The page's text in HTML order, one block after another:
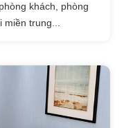
khách, phòng
miền trung...